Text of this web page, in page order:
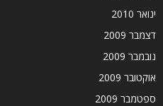
ינואר 2010
דצמבר 2009
נובמבר 2009
אוקטובר 2009
ספטמבר 2009